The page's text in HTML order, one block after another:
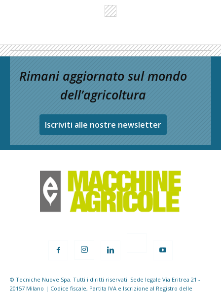
Rimani aggiornato sul mondo
dell’agricoltura
Iscriviti alle nostre newsletter
© Tecniche Nuove Spa. Tutti i diritti riservati. Sede legale Via Eritrea 21 -
20157 Milano | Codice fiscale, Partita IVA e Iscrizione al Registro delle